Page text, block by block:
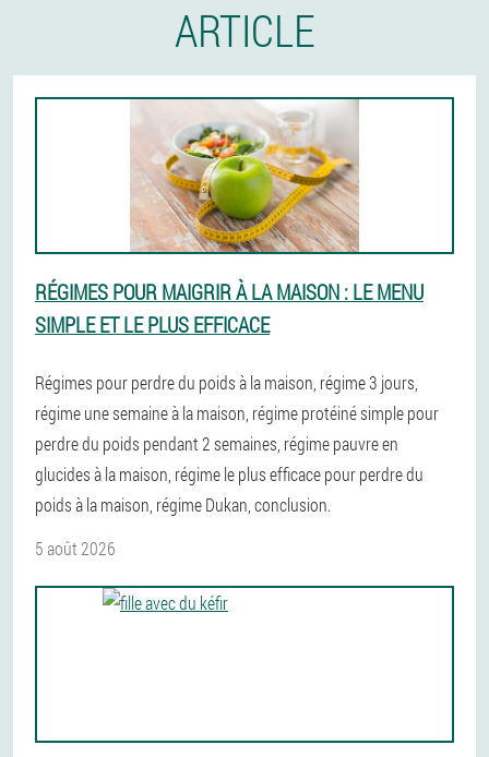
ARTICLE
RÉGIMES POUR MAIGRIR À LA MAISON : LE MENU
SIMPLE ET LE PLUS EFFICACE
Régimes pour perdre du poids à la maison, régime 3 jours,
régime une semaine à la maison, régime protéiné simple pour
perdre du poids pendant 2 semaines, régime pauvre en
glucides à la maison, régime le plus efficace pour perdre du
poids à la maison, régime Dukan, conclusion.
5 août 2026